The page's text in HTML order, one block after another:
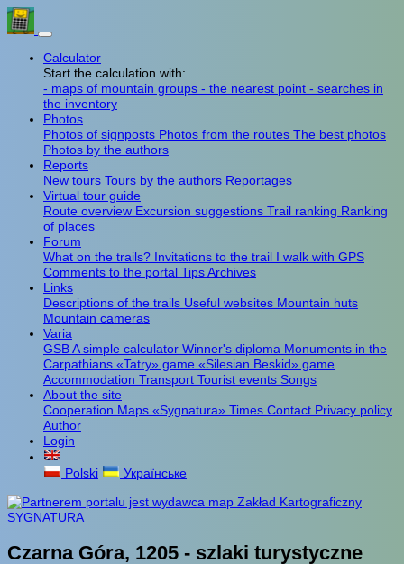
Calculator
Start the calculation with:
- maps of mountain groups - the nearest point - searches in
the inventory
Photos
Photos of signposts Photos from the routes The best photos
Photos by the authors
Reports
New tours Tours by the authors Reportages
Virtual tour guide
Route overview Excursion suggestions Trail ranking Ranking
of places
Forum
What on the trails? Invitations to the trail I walk with GPS
Comments to the portal TipsArchives
Links
Descriptions of the trails Useful websites Mountain huts
Mountain cameras
Varia
GSBA simple calculator Winner's diploma Monuments in the
Carpathians «Tatry» game «Silesian Beskid» game
Accommodation Transport Tourist events Songs
About the site
Cooperation Maps «Sygnatura» Times Contact Privacy policy
Author
Login
Polski Українське
Czarna Góra, 1205 - szlaki turystyczne